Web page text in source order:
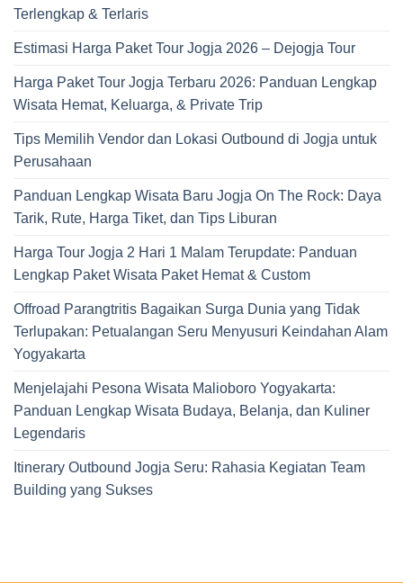
Terlengkap & Terlaris
Estimasi Harga Paket Tour Jogja 2026 – Dejogja Tour
Harga Paket Tour Jogja Terbaru 2026: Panduan Lengkap
Wisata Hemat, Keluarga, & Private Trip
Tips Memilih Vendor dan Lokasi Outbound di Jogja untuk
Perusahaan
Panduan Lengkap Wisata Baru Jogja On The Rock: Daya
Tarik, Rute, Harga Tiket, dan Tips Liburan
Harga Tour Jogja 2 Hari 1 Malam Terupdate: Panduan
Lengkap Paket Wisata Paket Hemat & Custom
Offroad Parangtritis Bagaikan Surga Dunia yang Tidak
Terlupakan: Petualangan Seru Menyusuri Keindahan Alam
Yogyakarta
Menjelajahi Pesona Wisata Malioboro Yogyakarta:
Panduan Lengkap Wisata Budaya, Belanja, dan Kuliner
Legendaris
Itinerary Outbound Jogja Seru: Rahasia Kegiatan Team
Building yang Sukses